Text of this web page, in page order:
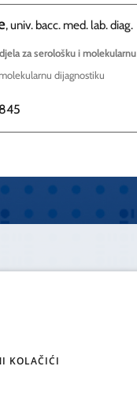
, univ. bacc. med. lab. diag.
za serološku i molekularnu
dijagnostiku
KOLAČIĆI